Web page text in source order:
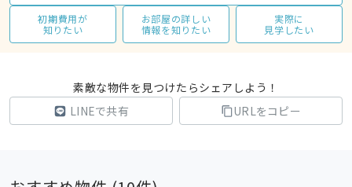
初期費用が
知りたい
お部屋の詳しい
情報を知りたい
実際に
見学したい
素敵な物件を見つけたらシェアしよう！
LINEで共有
URLをコピー